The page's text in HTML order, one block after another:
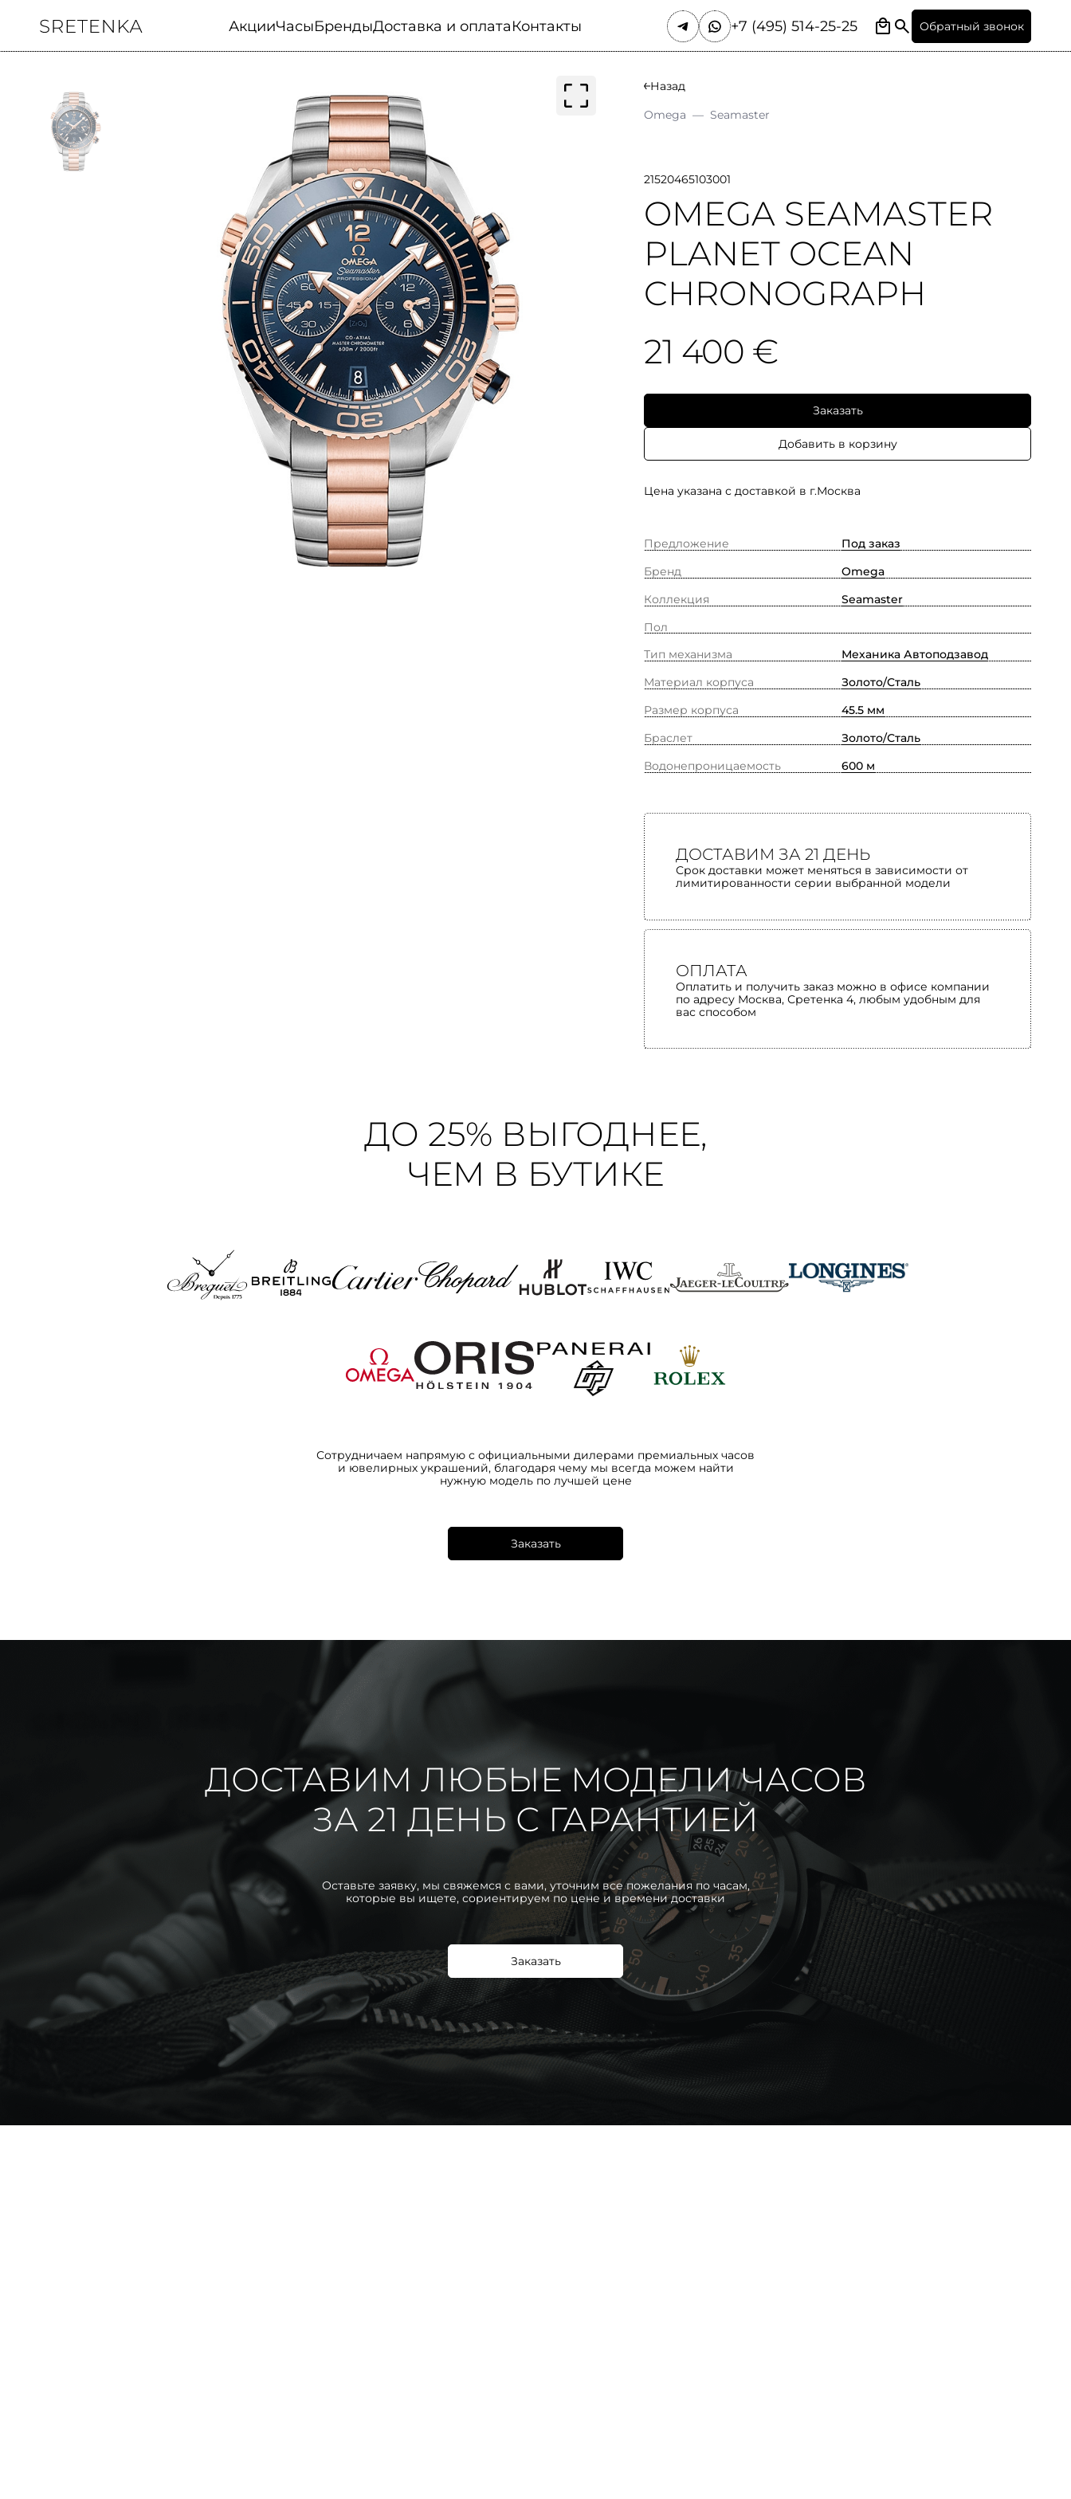
АкцииЧасыБрендыДоставка и оплатаКонтакты +7 (495) 514-25-25 Обратный звонок
Назад
Omega — Seamaster
21520465103001
OMEGA SEAMASTER
PLANET OCEAN
CHRONOGRAPH
21 400 €
Заказать
Добавить в корзину
Цена указана с доставкой в г.Москва
Предложение
Под заказ
Бренд
Omega
Коллекция
Seamaster
Пол
Тип механизма
Механика Автоподзавод
Материал корпуса
Золото/Cталь
Размер корпуса
45.5 мм
Браслет
Золото/Сталь
Водонепроницаемость
600 м
ДОСТАВИМ ЗА 21 ДЕНЬ
Срок доставки может меняться в зависимости от
лимитированности серии выбранной модели
ОПЛАТА
Оплатить и получить заказ можно в офисе компании
по адресу Москва, Сретенка 4, любым удобным для
вас способом
ДО 25% ВЫГОДНЕЕ,
ЧЕМ В БУТИКЕ
Сотрудничаем напрямую с официальными дилерами премиальных часов
и ювелирных украшений, благодаря чему мы всегда можем найти
нужную модель по лучшей цене
Заказать
ДОСТАВИМ ЛЮБЫЕ МОДЕЛИ ЧАСОВ
ЗА 21 ДЕНЬ С ГАРАНТИЕЙ
Оставьте заявку, мы свяжемся с вами, уточним все пожелания по часам,
которые вы ищете, сориентируем по цене и времени доставки
Заказать